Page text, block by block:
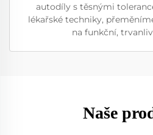
autodíly s těsnými
lékařské techniky,
na funkční,
Naše